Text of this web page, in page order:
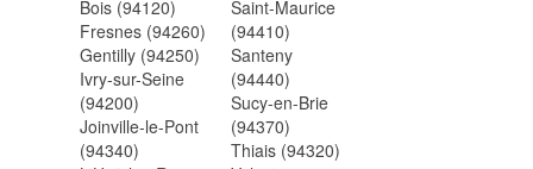
Bois (94120)
Fresnes (94260)
Gentilly (94250)
Ivry-sur-Seine
(94200)
Joinville-le-Pont
(94340)
Saint-Maurice
(94410)
Santeny
(94440)
Sucy-en-Brie
(94370)
Thiais (94320)